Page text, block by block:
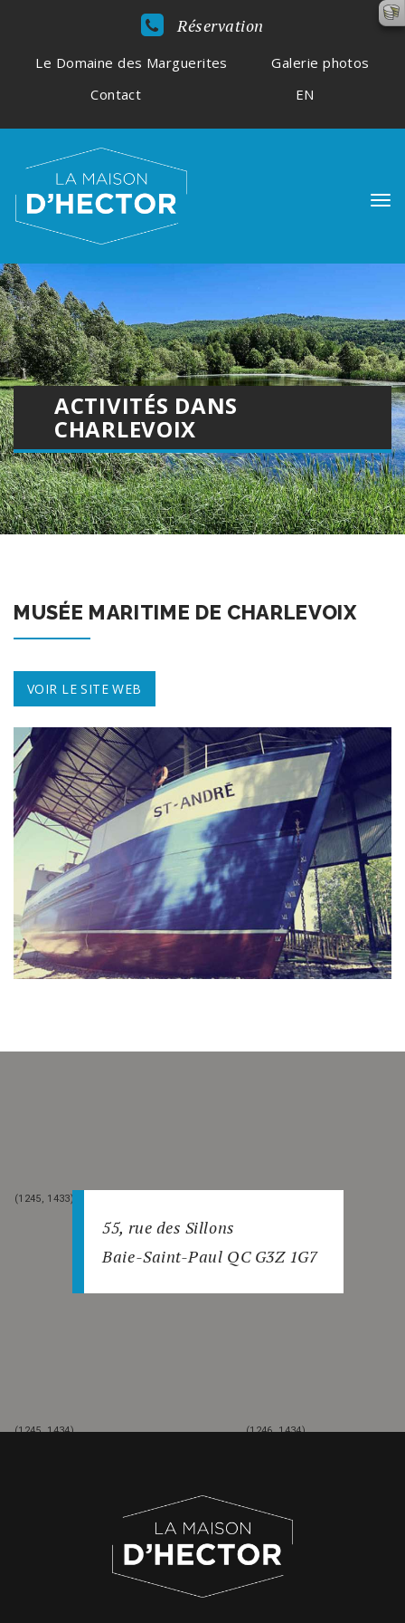
Réservation
Le Domaine des Marguerites
Galerie photos
Contact
EN
ACTIVITÉS DANS
CHARLEVOIX
MUSÉE MARITIME DE CHARLEVOIX
VOIR LE SITE WEB
(1245, 1433)
(1245, 1432) (1246, 1432)
(1246, 1434)
(1245, 1434)
55, rue des Sillons
Baie-Saint-Paul QC G3Z 1G7